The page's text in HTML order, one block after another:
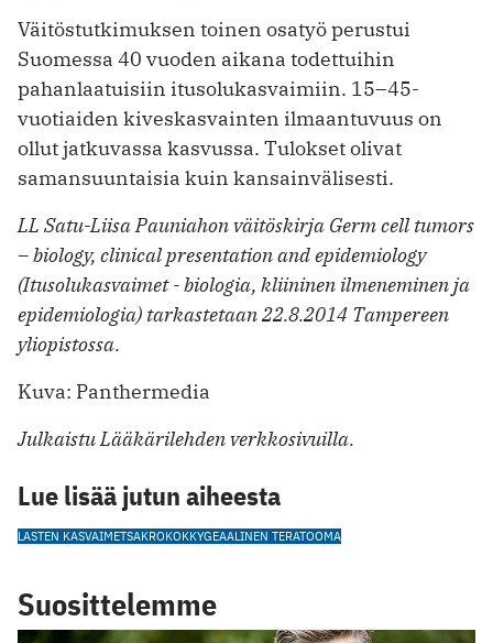
Väitöstutkimuksen toinen osatyö perustui
Suomessa 40 vuoden aikana todettuihin
pahanlaatuisiin itusolukasvaimiin. 15–45-
vuotiaiden kiveskasvainten ilmaantuvuus on
ollut jatkuvassa kasvussa. Tulokset olivat
samansuuntaisia kuin kansainvälisesti.
LL Satu-Liisa Pauniahon väitöskirja Germ cell tumors
– biology, clinical presentation and epidemiology
(Itusolukasvaimet - biologia, kliininen ilmeneminen ja
epidemiologia) tarkastetaan 22.8.2014 Tampereen
yliopistossa.
Kuva: Panthermedia
Julkaistu Lääkärilehden verkkosivuilla.
Lue lisää jutun aiheesta
LASTEN KASVAIMETSAKROKOKKYGEAALINEN TERATOOMA
Suosittelemme